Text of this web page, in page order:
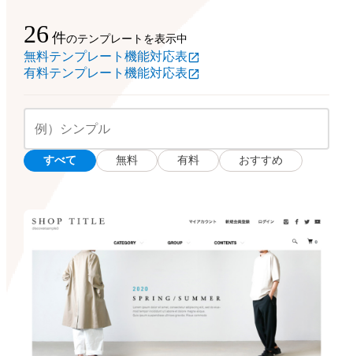
26 件のテンプレートを表示中
無料テンプレート機能対応表
有料テンプレート機能対応表
すべて 無料 有料 おすすめ